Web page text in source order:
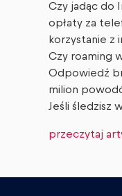
Czy jadąc do
opłaty za
korzystanie z
Czy roaming
Odpowiedź
milion
Jeśli śledzisz
przeczytaj